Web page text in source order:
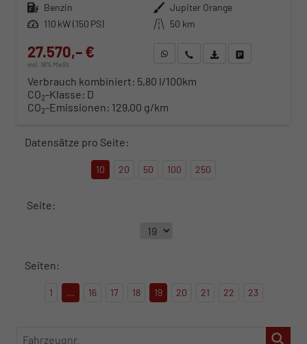
Kraftstoff Benzin Außenfarbe Jupiter Orange
Leistung 110 kW (150 PS) Kilometerstand 50 km
27.570,– €
incl. 19% MwSt.
WhatsApp anfragen
Wir rufen Sie anFahrzeugexposé (PDF)
Verbrauch kombiniert: 5,80 l/100km
CO2-Klasse: D
CO2-Emissionen: 129,00 g/km
Datensätze pro Seite:
10 20 50 100 250
Seite:
Seiten:
1 ... 16 17 18 19 20 21 22 23
Fahrzeugnr.